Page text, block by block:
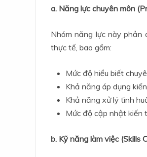
a. Năng lực chuyên môn
Nhóm năng lực này phản
thực tế, bao gồm:
Mức độ hiểu biết
Khả năng áp dụng
Khả năng xử lý tình
Mức độ cập nhật kiến
b. Kỹ năng làm việc (Skills